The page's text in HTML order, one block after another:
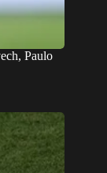
Paulo